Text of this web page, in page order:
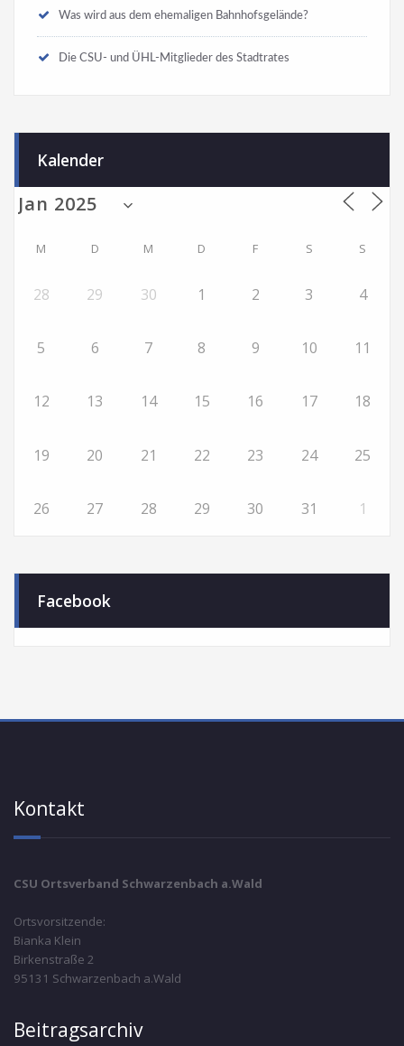
Was wird aus dem ehemaligen Bahnhofsgelände?
Die CSU- und ÜHL-Mitglieder des Stadtrates
Kalender
M D M D F S S
28 29 30 1 2 3 4
5 6 7 8 9 10 11
12 13 14 15 16 17 18
19 20 21 22 23 24 25
26 27 28 29 30 31 1
Facebook
Kontakt
CSU Ortsverband Schwarzenbach a.Wald
Ortsvorsitzende:
Bianka Klein
Birkenstraße 2
95131 Schwarzenbach a.Wald
Beitragsarchiv